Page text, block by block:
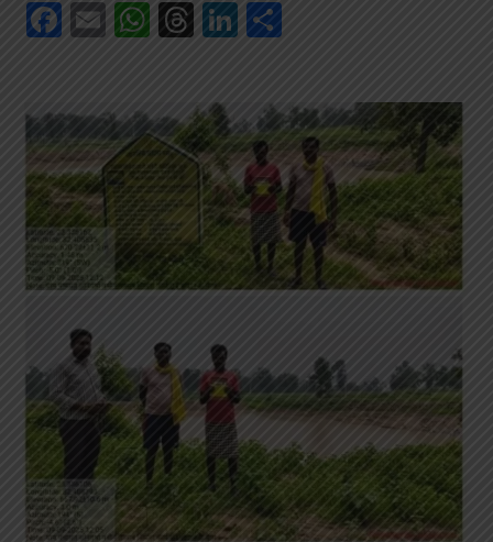
Facebook
EmailWhatsApp
Threads
LinkedIn